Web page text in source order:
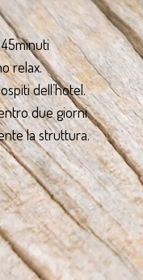
45minuti
relax.
dell’hotel.
due giorni
la struttura.